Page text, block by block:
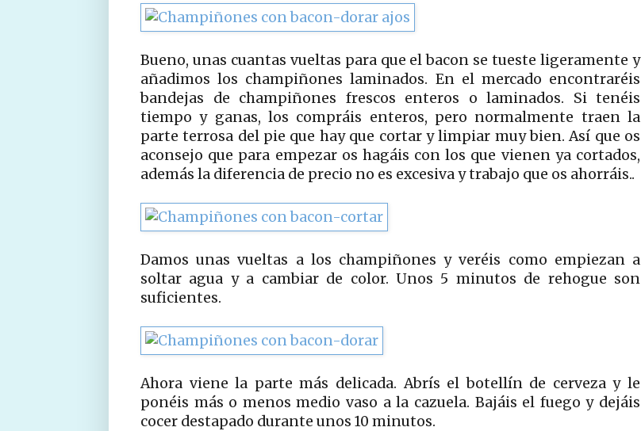
Bueno, unas cuantas vueltas para que el bacon se tueste ligeramente y
añadimos los champiñones laminados. En el mercado encontraréis
bandejas de champiñones frescos enteros o laminados. Si tenéis
tiempo y ganas, los compráis enteros, pero normalmente traen la
parte terrosa del pie que hay que cortar y limpiar muy bien. Así que os
aconsejo que para empezar os hagáis con los que vienen ya cortados,
además la diferencia de precio no es excesiva y trabajo que os ahorráis..
Damos unas vueltas a los champiñones y veréis como empiezan a
soltar agua y a cambiar de color. Unos 5 minutos de rehogue son
suficientes.
Ahora viene la parte más delicada. Abrís el botellín de cerveza y le
ponéis más o menos medio vaso a la cazuela. Bajáis el fuego y dejáis
cocer destapado durante unos 10 minutos.